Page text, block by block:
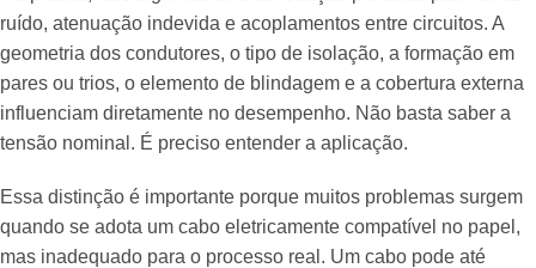
ruído, atenuação indevida e acoplamentos entre circuitos. A
geometria dos condutores, o tipo de isolação, a formação em
pares ou trios, o elemento de blindagem e a cobertura externa
influenciam diretamente no desempenho. Não basta saber a
tensão nominal. É preciso entender a aplicação.
Essa distinção é importante porque muitos problemas surgem
quando se adota um cabo eletricamente compatível no papel,
mas inadequado para o processo real. Um cabo pode até